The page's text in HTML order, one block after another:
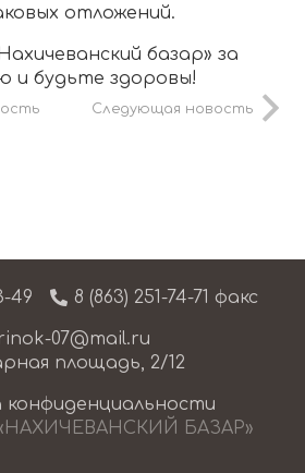
отложений.
базар» за
и будьте здоровы!
Следующая новость
49 8 (863) 251-74-71 факс
07@mail.ru
площадь, 2/12
конфиденциальности
БАЗАР»